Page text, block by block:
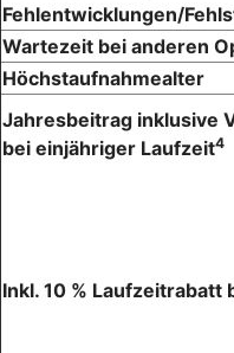
Fehlentwicklungen/
Wartezeit bei anderen
Höchstaufnahmealter
Jahresbeitrag inklusive
bei einjähriger Laufzeit4
Inkl. 10 %